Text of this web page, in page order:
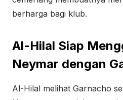
berharga bagi klub.
Al-Hilal Siap
Neymar dengan
Al-Hilal melihat Garnacho